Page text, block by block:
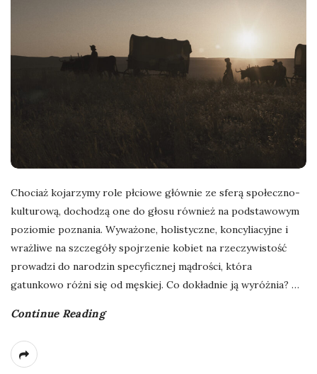
Chociaż kojarzymy role płciowe głównie ze sferą społeczno-
kulturową, dochodzą one do głosu również na podstawowym
poziomie poznania. Wyważone, holistyczne, koncyliacyjne i
wrażliwe na szczegóły spojrzenie kobiet na rzeczywistość
prowadzi do narodzin specyficznej mądrości, która
gatunkowo różni się od męskiej. Co dokładnie ją wyróżnia? …
Continue Reading